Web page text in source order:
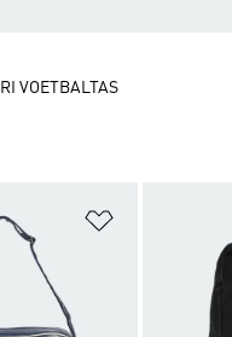
Op
VOETBALTAS